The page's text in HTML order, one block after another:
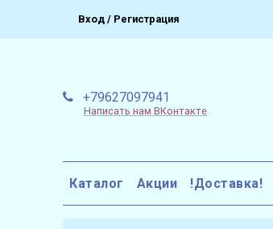
Вход / Регистрация
+79627097941
Написать нам ВКонтакте
Каталог Акции !Доставка!